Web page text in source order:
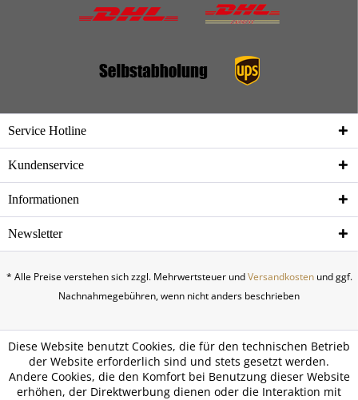
Service Hotline
Kundenservice
Informationen
Newsletter
* Alle Preise verstehen sich zzgl. Mehrwertsteuer undVersandkostenund ggf.
Nachnahmegebühren, wenn nicht anders beschrieben
Diese Website benutzt Cookies, die für den technischen Betrieb
der Website erforderlich sind und stets gesetzt werden.
Andere Cookies, die den Komfort bei Benutzung dieser Website
erhöhen, der Direktwerbung dienen oder die Interaktion mit